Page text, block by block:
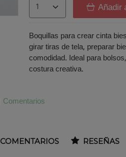
Añadir
Boquillas para crear cinta
girar tiras de tela, preparar
comodidad. Ideal para
costura creativa.
Comentarios
COMENTARIOS RESEÑAS